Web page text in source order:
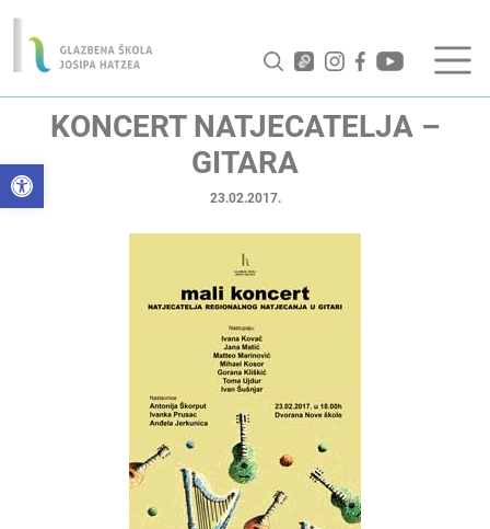
Open toolbar
KONCERT NATJECATELJA –
GITARA
23.02.2017.